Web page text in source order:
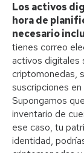
Los activos
hora de
necesario
tienes correo
activos digitales
criptomonedas,
suscripciones
Supongamos
inventario de
ese caso, tu
identidad,